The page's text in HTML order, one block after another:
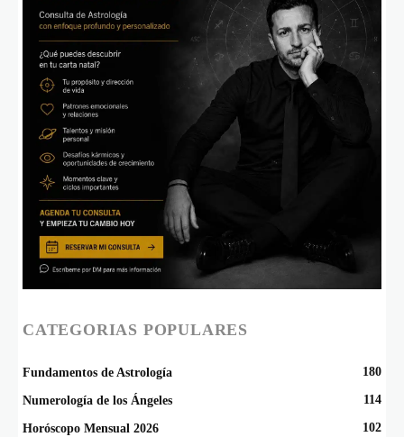
CATEGORIAS POPULARES
Fundamentos de Astrología 180
Numerología de los Ángeles 114
Horóscopo Mensual 2026 102